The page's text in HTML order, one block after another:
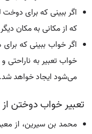
اگر ببینی که برای
که از مکانی به مکان
اگر خواب ببینی که
خواب تعبیر به ناراحتی
می‌شود ایجاد خواهد شد.
تعبیر خواب دوختن
محمد بن سیرین، از